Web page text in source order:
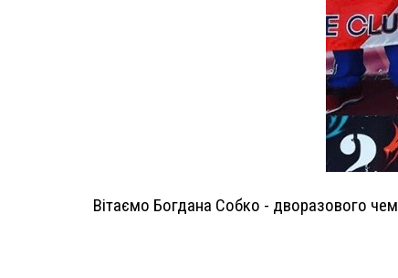
Вітаємо Богдана Собко - дворазового